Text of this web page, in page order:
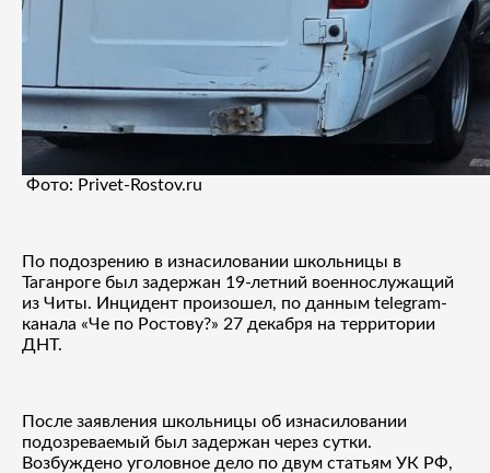
Фото: Privet-Rostov.ru
По подозрению в изнасиловании школьницы в
Таганроге был задержан 19-летний военнослужащий
из Читы. Инцидент произошел, по данным telegram-
канала «Че по Ростову?» 27 декабря на территории
ДНТ.
После заявления школьницы об изнасиловании
подозреваемый был задержан через сутки.
Возбуждено уголовное дело по двум статьям УК РФ,